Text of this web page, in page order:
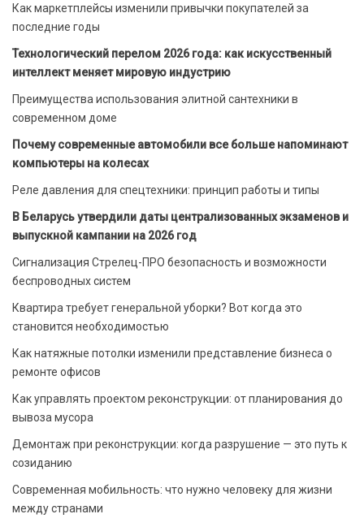
Как маркетплейсы изменили привычки покупателей за
последние годы
Технологический перелом 2026 года: как искусственный
интеллект меняет мировую индустрию
Преимущества использования элитной сантехники в
современном доме
Почему современные автомобили все больше напоминают
компьютеры на колесах
Реле давления для спецтехники: принцип работы и типы
В Беларусь утвердили даты централизованных экзаменов и
выпускной кампании на 2026 год
Сигнализация Стрелец-ПРО безопасность и возможности
беспроводных систем
Квартира требует генеральной уборки? Вот когда это
становится необходимостью
Как натяжные потолки изменили представление бизнеса о
ремонте офисов
Как управлять проектом реконструкции: от планирования до
вывоза мусора
Демонтаж при реконструкции: когда разрушение — это путь к
созиданию
Современная мобильность: что нужно человеку для жизни
между странами